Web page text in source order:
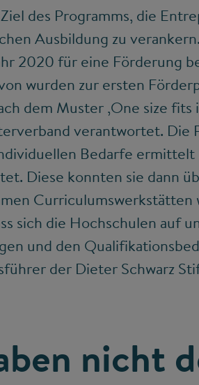
Ziel des Programms, die
Ausbildung zu
2020 für eine Förderung
wurden zur ersten
dem Muster ‚One size fits
verantwortet. Die
Bedarfe
Diese konnten sie dann
sich die Hochschulen auf
und den
der Dieter Schwarz
nicht